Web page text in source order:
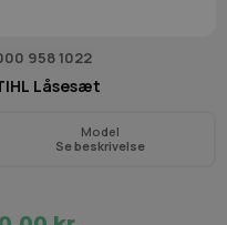
958 1022
Låsesæt
Model
Se beskrivelse